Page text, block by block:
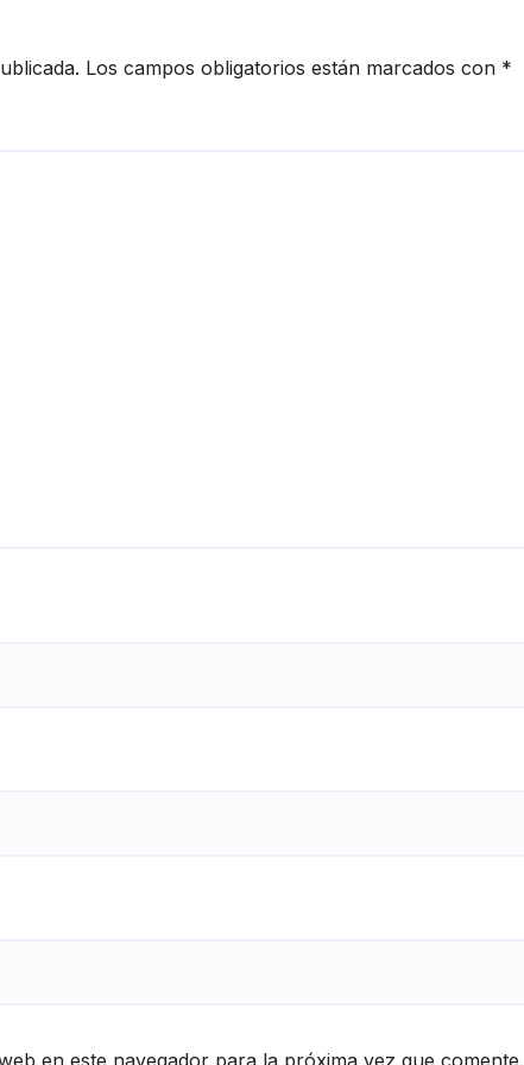
Los campos obligatorios están marcados con *
en este navegador para la próxima vez que comente.